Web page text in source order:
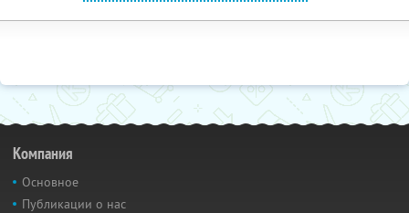
Компания
Основное
Публикации о нас